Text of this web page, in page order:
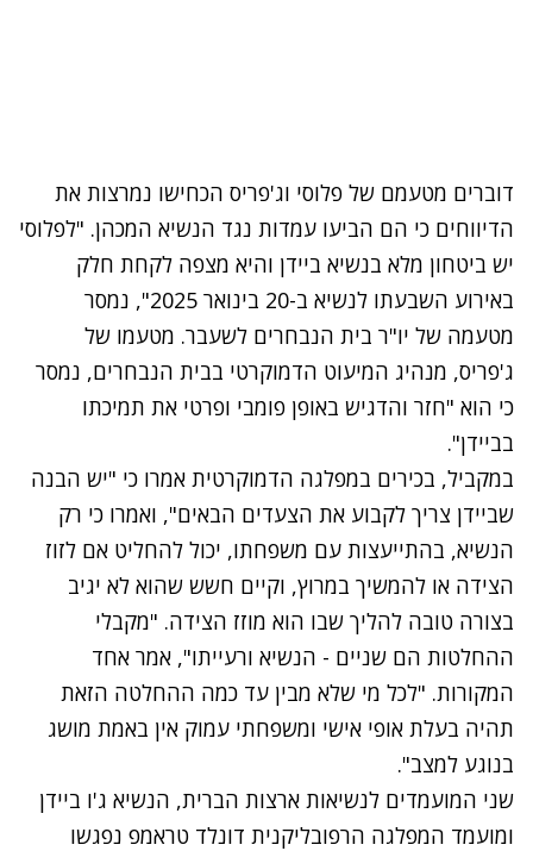
דוברים מטעמם של פלוסי וג'פריס הכחישו נמרצות את
הדיווחים כי הם הביעו עמדות נגד הנשיא המכהן. "לפלוסי
יש ביטחון מלא בנשיא ביידן והיא מצפה לקחת חלק
באירוע השבעתו לנשיא ב-20 בינואר 2025", נמסר
מטעמה של יו"ר בית הנבחרים לשעבר. מטעמו של
ג'פריס, מנהיג המיעוט הדמוקרטי בבית הנבחרים, נמסר
כי הוא "חזר והדגיש באופן פומבי ופרטי את תמיכתו
בביידן".
במקביל, בכירים במפלגה הדמוקרטית אמרו כי "יש הבנה
שביידן צריך לקבוע את הצעדים הבאים", ואמרו כי רק
הנשיא, בהתייעצות עם משפחתו, יכול להחליט אם לזוז
הצידה או להמשיך במרוץ, וקיים חשש שהוא לא יגיב
בצורה טובה להליך שבו הוא מוזז הצידה. "מקבלי
ההחלטות הם שניים - הנשיא ורעייתו", אמר אחד
המקורות. "לכל מי שלא מבין עד כמה ההחלטה הזאת
תהיה בעלת אופי אישי ומשפחתי עמוק אין באמת מושג
בנוגע למצב".
נסה שוב
שני המועמדים לנשיאות ארצות הברית, הנשיא ג'ו ביידן
ומועמד המפלגה הרפובליקנית דונלד טראמפ נפגשו